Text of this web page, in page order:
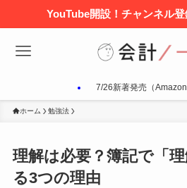
YouTube開設！チャンネル登
7/26新著発売（Amazon
ホーム 勉強法
理解は必要？簿記で「
る3つの理由